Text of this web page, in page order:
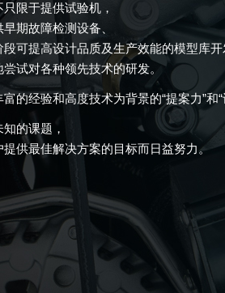
限于提供试验机，
期故障检测设备、
可提高设计品质及生产效能的模型库开
试对各种领先技术的研发。
的经验和高度技术为背景的“提案力”和“
的课题，
供最佳解决方案的目标而日益努力。